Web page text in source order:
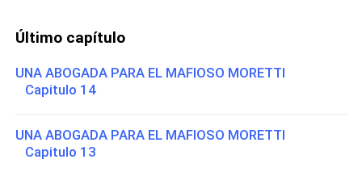
Último capítulo
UNA ABOGADA PARA EL MAFIOSO MORETTI
Capitulo 14
UNA ABOGADA PARA EL MAFIOSO MORETTI
Capitulo 13